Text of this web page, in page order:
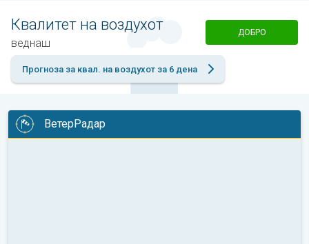
Квалитет на воздухот
веднаш
ДОБРО
Прогноза за квал. на воздухот за 6 дена
ВетерРадар